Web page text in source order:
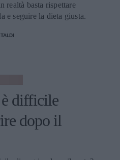
realtà basta rispettare
e seguire la dieta giusta.
è difficile
dopo il